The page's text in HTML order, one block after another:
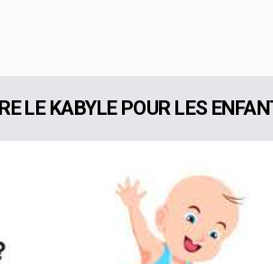
LE KABYLE POUR LES